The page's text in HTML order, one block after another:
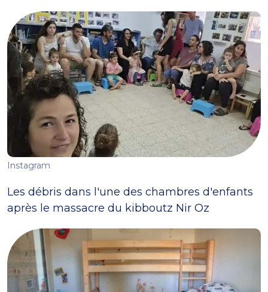
Instagram
Les débris dans l'une des chambres d'enfants
après le massacre du kibboutz Nir Oz